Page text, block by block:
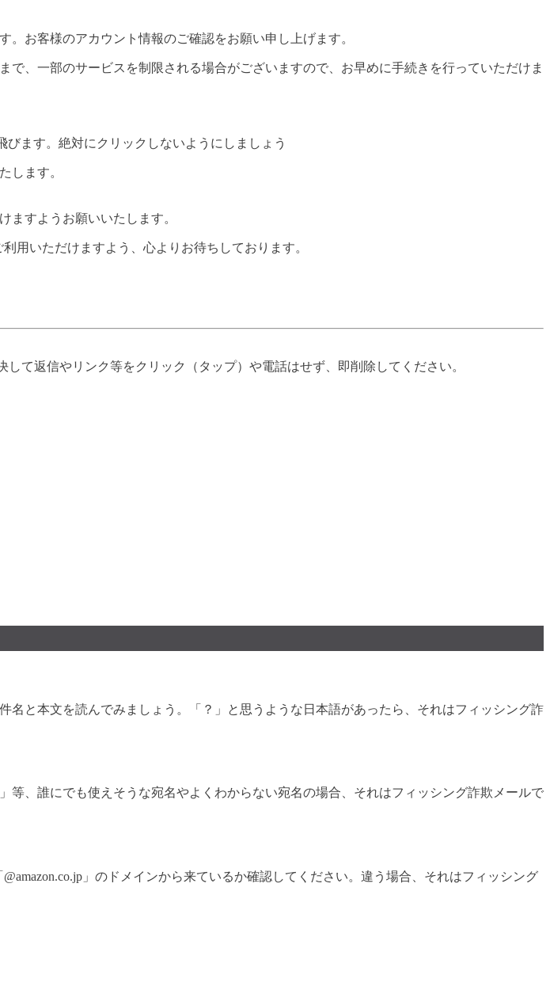
お客様のアカウント情報のご確認をお願い申し上げます。
、一部のサービスを制限される場合がございますので、お早めに手続きを行っていただけま
びます。絶対にクリックしないようにしましょう
します。
ますようお願いいたします。
用いただけますよう、心よりお待ちしております。
て返信やリンク等をクリック（タップ）や電話はせず、即削除してください。
と本文を読んでみましょう。「？」と思うような日本語があったら、それはフィッシング詐
、誰にでも使えそうな宛名やよくわからない宛名の場合、それはフィッシング詐欺メールで
」のドメインから来ているか確認してください。違う場合、それはフィッシング